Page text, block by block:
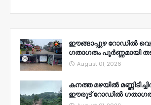
ഈങ്ങാപ്പുഴ റോഡിൽ
ഗതാഗതം പൂർണ്ണമായി
August 01, 2026
കനത്ത മഴയിൽ
ഈരൂട് റോഡിൽ ഗതാഗത